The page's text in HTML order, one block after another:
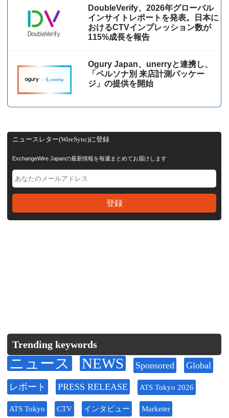
DoubleVerify、2026年グローバル
インサイトレポートを発表。日本に
おけるCTVインプレッション数が
115%成⻑を報告
Ogury Japan、unerryと連携し、
「ペルソナ別 来店計測パッケー
ジ」の提供を開始
ニュースレター(WireSync)に登録
ExchangeWire Japanの最新情報を毎週まとめてお届けします
Trending keywords
ニュース NEWS Sponsored Global
レポート PRESS RELEASE ATS Tokyo 2026
ATS Tokyo CTV インタビュー Marketer